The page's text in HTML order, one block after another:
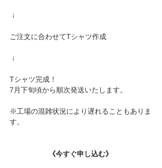
↓
ご注文に合わせてTシャツ作成
↓
Tシャツ完成！
7月下旬頃から順次発送いたします。
※工場の混雑状況により遅れることもありま
す。
《今すぐ申し込む》